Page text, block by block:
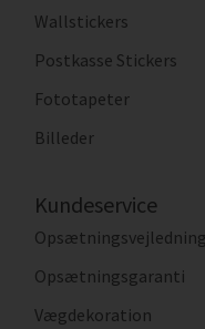
Wallstickers
Postkasse Stickers
Fototapeter
Billeder
Kundeservice
Opsætningsvejledning
Opsætningsgaranti
Vægdekoration